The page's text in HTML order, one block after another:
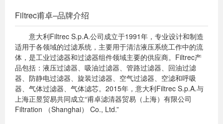
Filtrec甫卓–品牌介绍
意大利Filtrec S.p.A.公司成立于1991年，专业设计和制造
适用于各领域的过滤系统，主要用于清洁液压系统工作中的流
体，是工业过滤器和过滤器组件领域主要的供应商。Filtrec产
品包括：液压过滤器、吸油过滤器、管路过滤器、回油过滤
器、防静电过滤器、旋装过滤器、空气过滤器、空滤和呼吸
器、气体过滤器、气体滤芯。2015年，意大利Filtrec S.p.A.与
上海正昱贸易共同成立“甫卓滤清器贸易（上海）有限公司
Filtration （Shanghai） Co., Ltd.”